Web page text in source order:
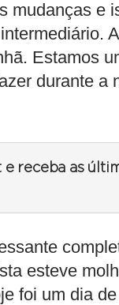
mudanças e
Estamos
durante a
e receba as
esteve
foi um dia